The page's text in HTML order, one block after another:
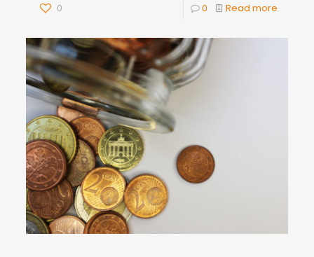
0 0 Read more